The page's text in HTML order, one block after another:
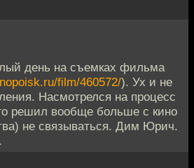
день на съемках фильма
film/460572/). Ух и не
Насмотрелся на процесс
решил вообще больше с кино
не связываться. Дим Юрич.